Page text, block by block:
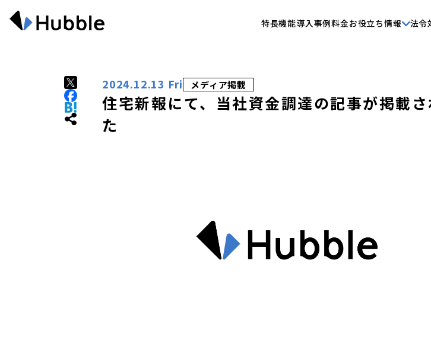
特長機能導入事例料金お役立ち情報 法令
2024.12.13 Fri メディア掲載
住宅新報にて、当社資金調達の記事が掲載さ
た